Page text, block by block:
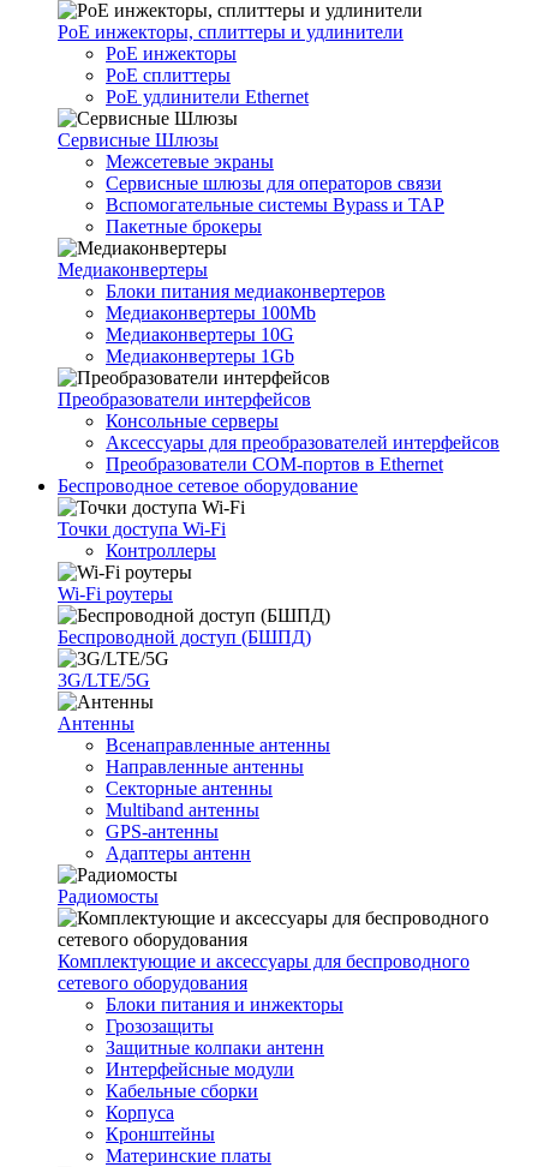
PoE инжекторы, сплиттеры и удлинители
PoE инжекторы
PoE сплиттеры
PoE удлинители Ethernet
Сервисные Шлюзы
Межсетевые экраны
Сервисные шлюзы для операторов связи
Вспомогательные системы Bypass и TAP
Пакетные брокеры
Медиаконвертеры
Блоки питания медиаконвертеров
Медиаконвертеры 100Mb
Медиаконвертеры 10G
Медиаконвертеры 1Gb
Преобразователи интерфейсов
Консольные серверы
Аксессуары для преобразователей интерфейсов
Преобразователи COM-портов в Ethernet
Беспроводное сетевое оборудование
Точки доступа Wi-Fi
Контроллеры
Wi-Fi роутеры
Беспроводной доступ (БШПД)
3G/LTE/5G
Антенны
Всенаправленные антенны
Направленные антенны
Секторные антенны
Multiband антенны
GPS-антенны
Адаптеры антенн
Радиомосты
Комплектующие и аксессуары для беспроводного
сетевого оборудования
Блоки питания и инжекторы
Грозозащиты
Защитные колпаки антенн
Интерфейсные модули
Кабельные сборки
Корпуса
Кронштейны
Материнские платы